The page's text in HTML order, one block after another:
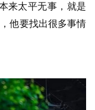
来太平无事，就是
他要找出很多事情